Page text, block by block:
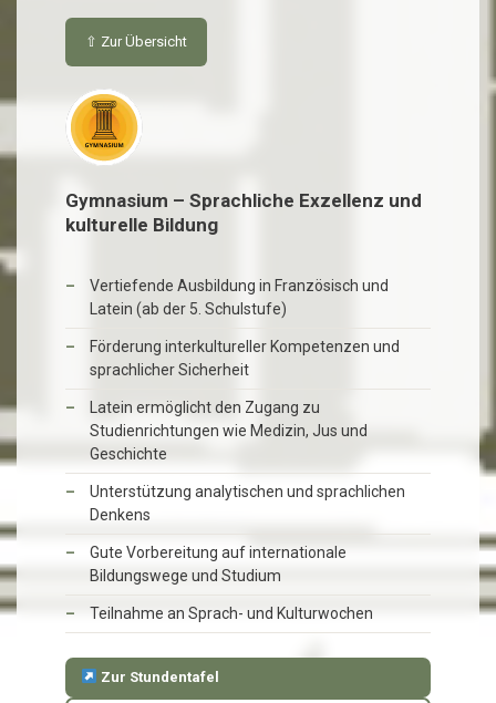
⇧ Zur Übersicht
Gymnasium – Sprachliche Exzellenz und
kulturelle Bildung
Vertiefende Ausbildung in Französisch und
Latein (ab der 5. Schulstufe)
Förderung interkultureller Kompetenzen und
sprachlicher Sicherheit
Latein ermöglicht den Zugang zu
Studienrichtungen wie Medizin, Jus und
Geschichte
Unterstützung analytischen und sprachlichen
Denkens
Gute Vorbereitung auf internationale
Bildungswege und Studium
Teilnahme an Sprach- und Kulturwochen
Zur Stundentafel